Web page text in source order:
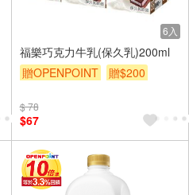
6入
福樂巧克力牛乳(保久乳)200ml
贈OPENPOINT
贈$200
$ 78
$67